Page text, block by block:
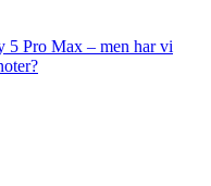
5 Pro Max – men har vi